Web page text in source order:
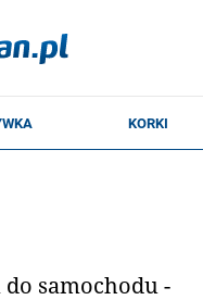
samochodu -